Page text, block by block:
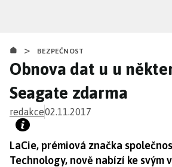
obsahu
> BEZPEČNOST
Obnova dat u u
Seagate zdarma
redakce02.11.2017
LaCie, prémiová značka
Technology, nově nabízí ke svým